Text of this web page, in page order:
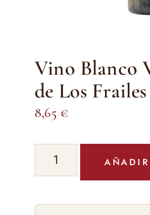
Vino Blanco
de Los
8,65 €
Vino
Blanco
Senda